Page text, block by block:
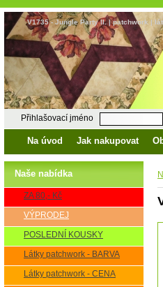
V1735 - Jungle Party II. | patchwork |
Přihlašovací jméno
Na úvod Jak nakupovat
Naše nabídka
ZA 80,- Kč
VÝPRODEJ
POSLEDNÍ KOUSKY
Látky patchwork - BARVA
Látky patchwork - CENA